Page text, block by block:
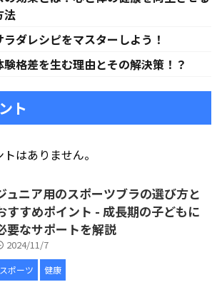
法
ダレシピをマスターしよう！
格差を生む理由とその解決策！？
ト
はありません。
ュニア用のスポーツブラの選び方と
すすめポイント - 成長期の子どもに
要なサポートを解説
2024/11/7
スポーツ 健康